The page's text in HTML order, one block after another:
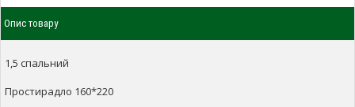
Опис товару
1,5 спальний
Простирадло 160*220